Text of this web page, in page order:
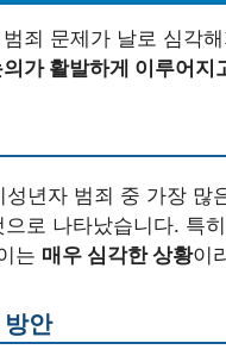
죄 문제가 날로 심각
가 활발하게 이루어지
년자 범죄 중 가장 많
으로 나타났습니다. 특
는 매우 심각한 상황이
안